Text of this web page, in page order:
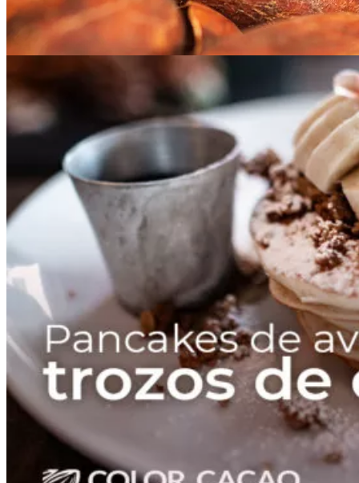
Receta con Chocolate:
Pancakes de avena con trozos
de chocolate